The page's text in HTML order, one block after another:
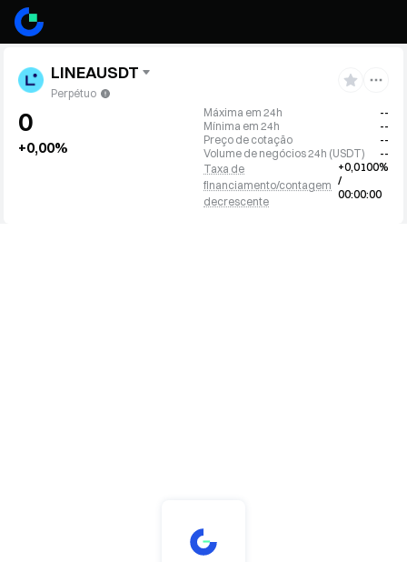
LINEAUSDT
Perpétuo
0
+0,00%
Máxima em 24h
--
Mínima em 24h
--
Preço de cotação
--
Volume de negócios 24h (USDT)
--
Taxa de
financiamento/contagem
decrescente
+0,0100%
/
00:00:00